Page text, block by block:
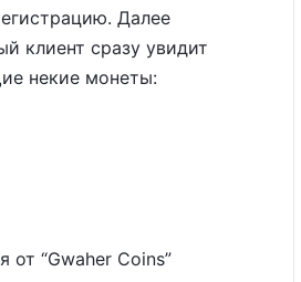
Далее
клиент сразу увидит
некие монеты:
от “Gwaher Coins”